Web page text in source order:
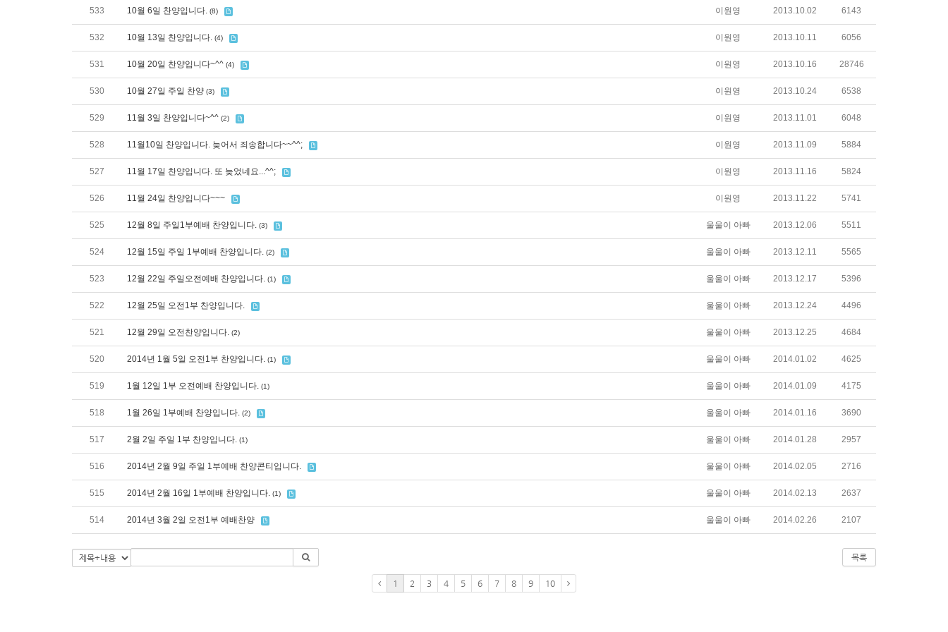
533 10월 6일 찬양입니다. (8) 이원영 2013.10.02 6143
532 10월 13일 찬양입니다. (4) 이원영 2013.10.11 6056
531 10월 20일 찬양입니다~^^ (4) 이원영 2013.10.16 28746
530 10월 27일 주일 찬양 (3) 이원영 2013.10.24 6538
529 11월 3일 찬양입니다~^^ (2) 이원영 2013.11.01 6048
528 11월10일 찬양입니다. 늦어서 죄송합니다~~^^; 이원영 2013.11.09 5884
527 11월 17일 찬양입니다. 또 늦었네요...^^; 이원영 2013.11.16 5824
526 11월 24일 찬양입니다~~~ 이원영 2013.11.22 5741
525 12월 8일 주일1부예배 찬양입니다. (3) 울울이 아빠 2013.12.06 5511
524 12월 15일 주일 1부예배 찬양입니다. (2) 울울이 아빠 2013.12.11 5565
523 12월 22일 주일오전예배 찬양입니다. (1) 울울이 아빠 2013.12.17 5396
522 12월 25일 오전1부 찬양입니다. 울울이 아빠 2013.12.24 4496
521 12월 29일 오전찬양입니다. (2) 울울이 아빠 2013.12.25 4684
520 2014년 1월 5일 오전1부 찬양입니다. (1) 울울이 아빠 2014.01.02 4625
519 1월 12일 1부 오전예배 찬양입니다. (1) 울울이 아빠 2014.01.09 4175
518 1월 26일 1부예배 찬양입니다. (2) 울울이 아빠 2014.01.16 3690
517 2월 2일 주일 1부 찬양입니다. (1) 울울이 아빠 2014.01.28 2957
516 2014년 2월 9일 주일 1부예배 찬양콘티입니다. 울울이 아빠 2014.02.05 2716
515 2014년 2월 16일 1부예배 찬양입니다. (1) 울울이 아빠 2014.02.13 2637
514 2014년 3월 2일 오전1부 예배찬양 울울이 아빠 2014.02.26 2107
목록
1 2 3 4 5 6 7 8 9 10